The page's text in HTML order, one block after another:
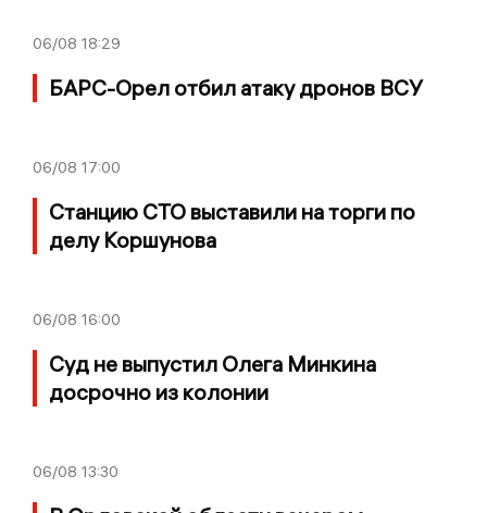
06/08 18:29
БАРС-Орел отбил атаку дронов ВСУ
06/08 17:00
Станцию СТО выставили на торги по
делу Коршунова
06/08 16:00
Суд не выпустил Олега Минкина
досрочно из колонии
06/08 13:30